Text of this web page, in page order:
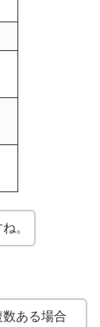
。
ある場合